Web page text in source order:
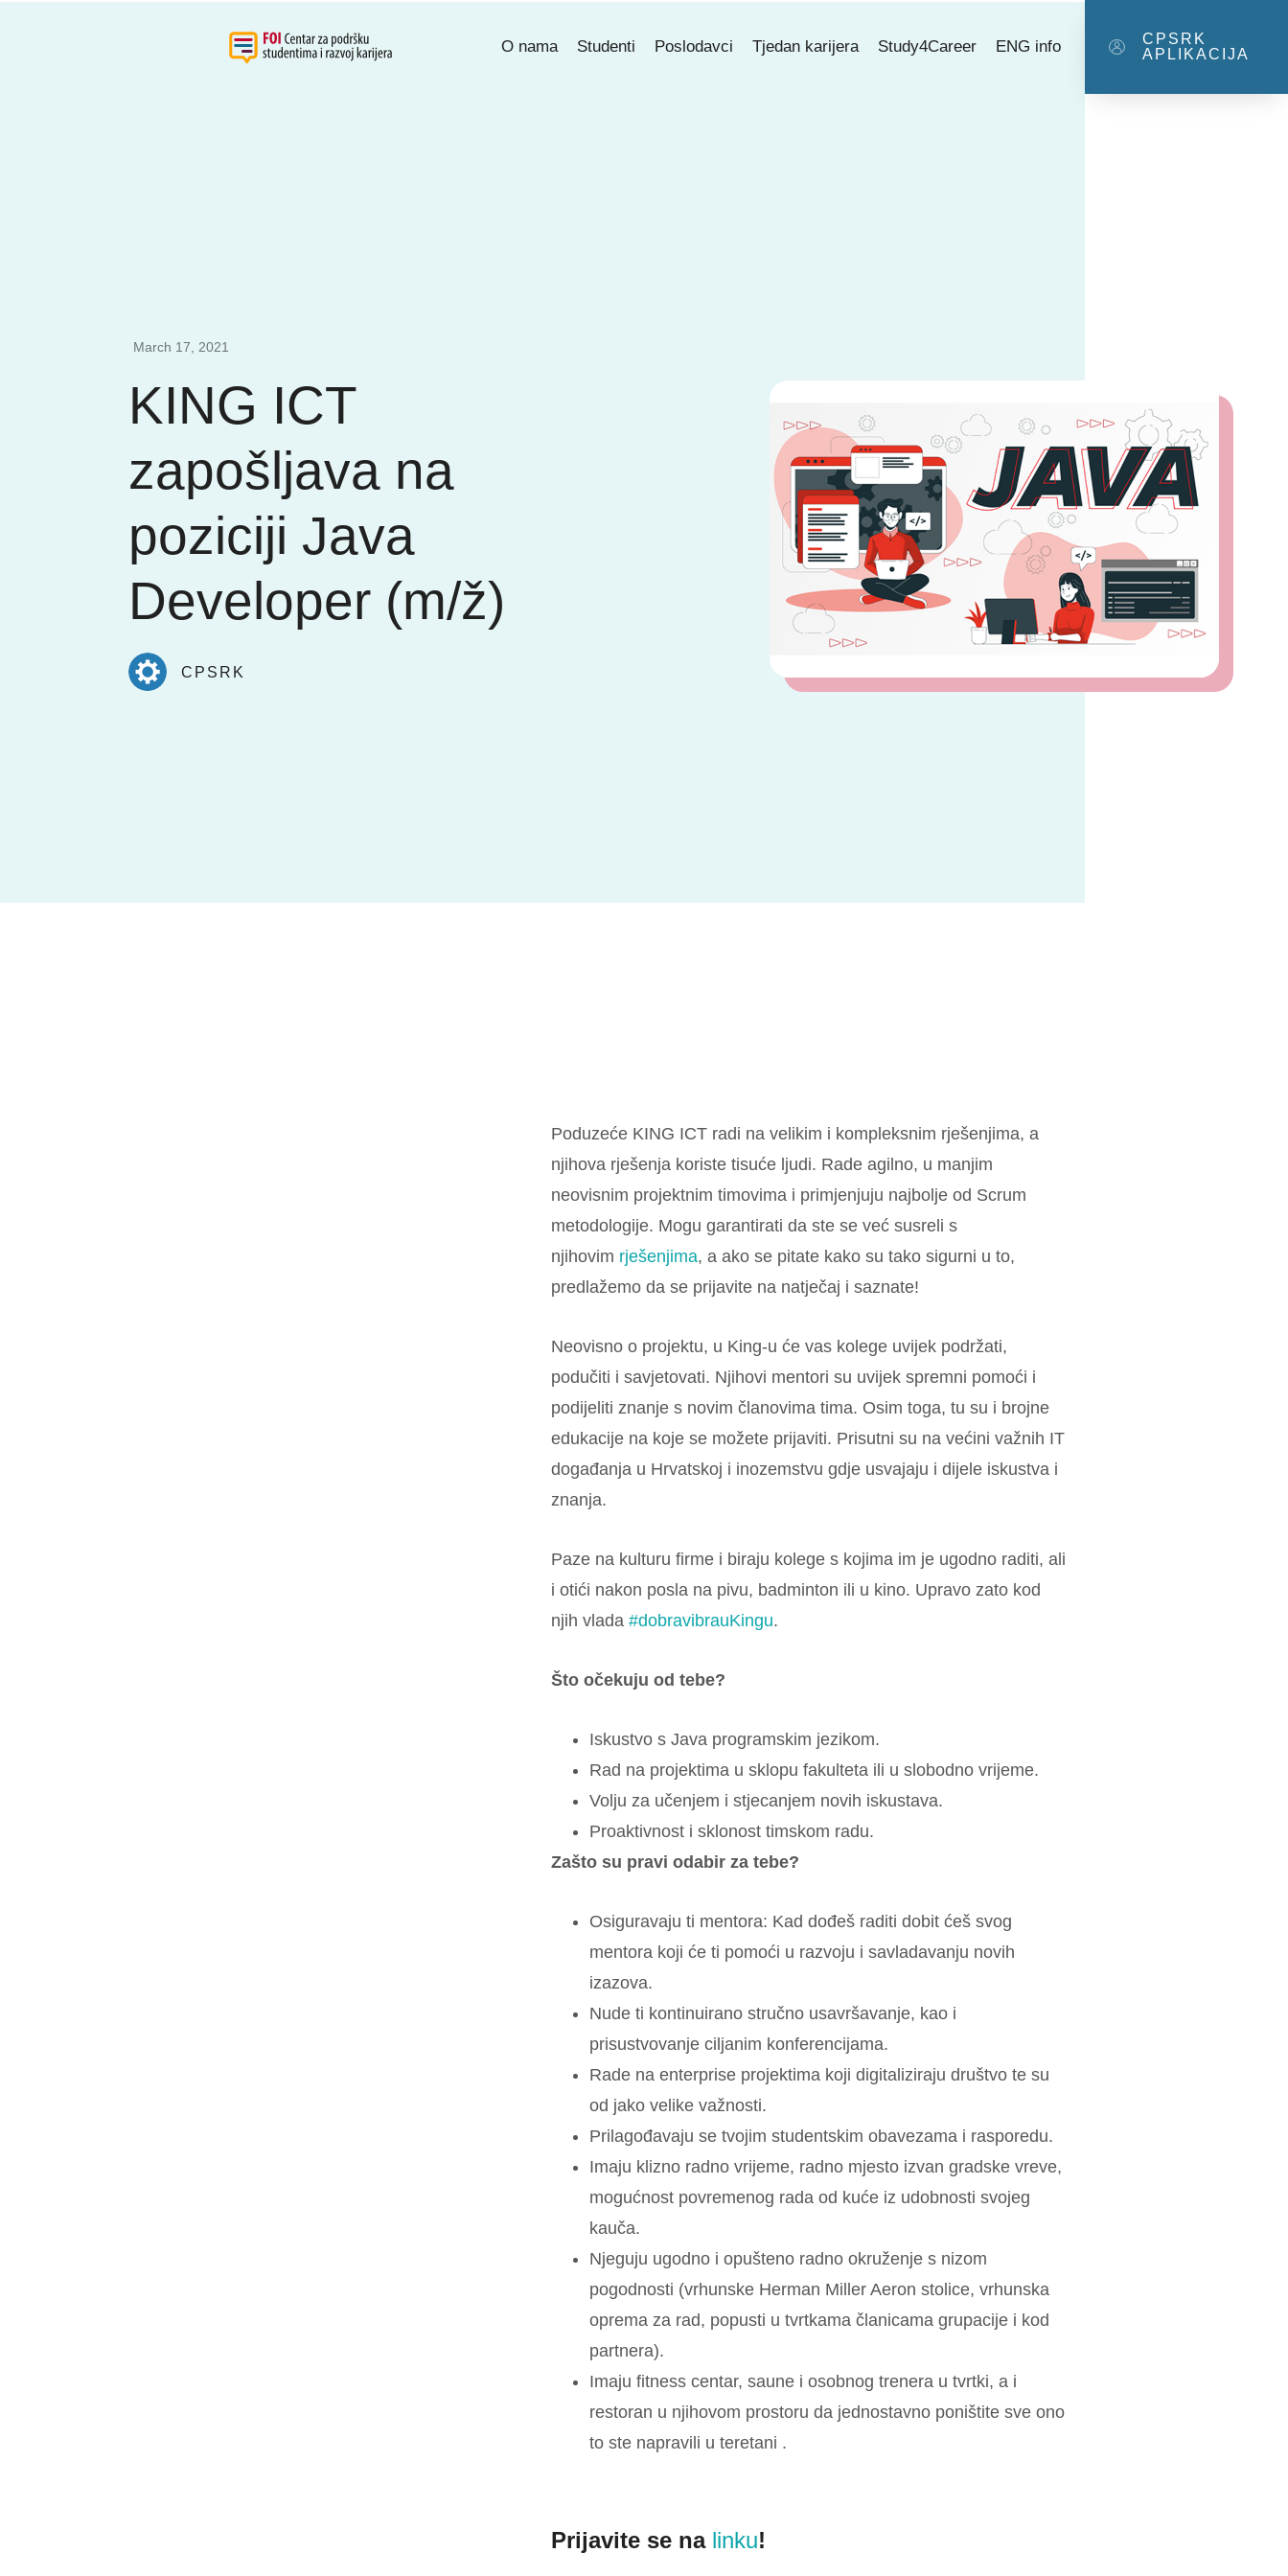
O nama Studenti Poslodavci Tjedan karijera Study4Career ENG info
CPSRK
APLIKACIJA
March 17, 2021
KING ICT
zapošljava na
poziciji Java
Developer (m/ž)
CPSRK
Poduzeće KING ICT radi na velikim i kompleksnim rješenjima, a
njihova rješenja koriste tisuće ljudi. Rade agilno, u manjim
neovisnim projektnim timovima i primjenjuju najbolje od Scrum
metodologije. Mogu garantirati da ste se već susreli s
njihovim rješenjima, a ako se pitate kako su tako sigurni u to,
predlažemo da se prijavite na natječaj i saznate!
Neovisno o projektu, u King-u će vas kolege uvijek podržati,
podučiti i savjetovati. Njihovi mentori su uvijek spremni pomoći i
podijeliti znanje s novim članovima tima. Osim toga, tu su i brojne
edukacije na koje se možete prijaviti. Prisutni su na većini važnih IT
događanja u Hrvatskoj i inozemstvu gdje usvajaju i dijele iskustva i
znanja.
Paze na kulturu firme i biraju kolege s kojima im je ugodno raditi, ali
i otići nakon posla na pivu, badminton ili u kino. Upravo zato kod
njih vlada#dobravibrauKingu.
Što očekuju od tebe?
Iskustvo s Java programskim jezikom.
Rad na projektima u sklopu fakulteta ili u slobodno vrijeme.
Volju za učenjem i stjecanjem novih iskustava.
Proaktivnost i sklonost timskom radu.
Zašto su pravi odabir za tebe?
Osiguravaju ti mentora: Kad dođeš raditi dobit ćeš svog
mentora koji će ti pomoći u razvoju i savladavanju novih
izazova.
Nude ti kontinuirano stručno usavršavanje, kao i
prisustvovanje ciljanim konferencijama.
Rade na enterprise projektima koji digitaliziraju društvo te su
od jako velike važnosti.
Prilagođavaju se tvojim studentskim obavezama i rasporedu.
Imaju klizno radno vrijeme, radno mjesto izvan gradske vreve,
mogućnost povremenog rada od kuće iz udobnosti svojeg
kauča.
Njeguju ugodno i opušteno radno okruženje s nizom
pogodnosti (vrhunske Herman Miller Aeron stolice, vrhunska
oprema za rad, popusti u tvrtkama članicama grupacije i kod
partnera).
Imaju fitness centar, saune i osobnog trenera u tvrtki, a i
restoran u njihovom prostoru da jednostavno poništite sve ono
to ste napravili u teretani .
Prijavite se na linku!